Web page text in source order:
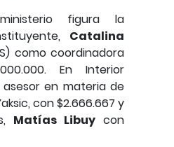
figura la
Catalina
como coordinadora
En Interior
en materia de
con $2.666.667 y
Matías Libuycon